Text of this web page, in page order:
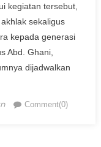
kegiatan tersebut,
sekaligus
kepada generasi
Abd. Ghani,
dijadwalkan
Comment(0)